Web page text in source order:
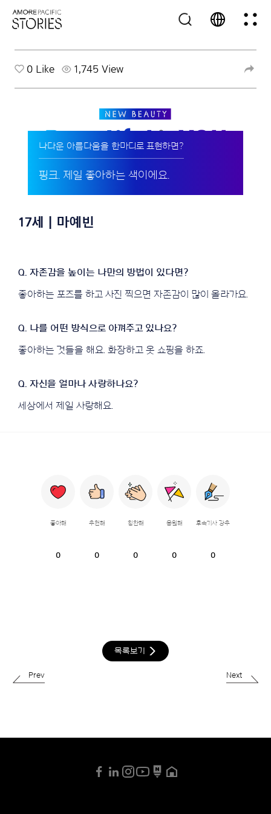
0 Like 1,745 View
나다운 아름다움을 한마디로 표현하면?
핑크. 제일 좋아하는 색이에요.
17세 | 마예빈
좋아하는 포즈를 하고 사진 찍으면 자존감이 많이 올라가요.
좋아하는 것들을 해요. 화장하고 옷 쇼핑을 하죠.
세상에서 제일 사랑해요.
좋아해
0
추천해
0
칭찬해
0
응원해
0
후속기사 강추
0
목록보기
Prev Next